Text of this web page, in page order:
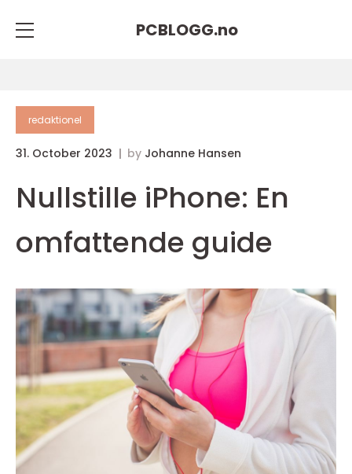
PCBLOGG.no
redaktionel
31. October 2023 by Johanne Hansen
Nullstille iPhone: En
omfattende guide